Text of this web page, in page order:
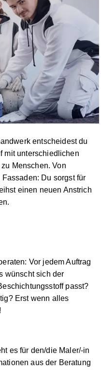
und Lackierer
(m/w/d) Ideen in Form
(m/w/d) Purschke
entscheidest du
mit unterschiedlichen
Menschen. Von
Du sorgst für
einen neuen Anstrich
Vor jedem Auftrag
wünscht sich der
passt?
Erst wenn alles
es für den/die Maler/-in
aus der Beratung